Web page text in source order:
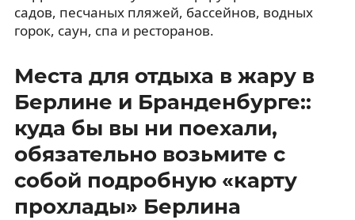
садов, песчаных пляжей, бассейнов, водных
горок, саун, спа и ресторанов.
Места для отдыха в жару в
Берлине и Бранденбурге::
куда бы вы ни поехали,
обязательно возьмите с
собой подробную «карту
прохлады» Берлина